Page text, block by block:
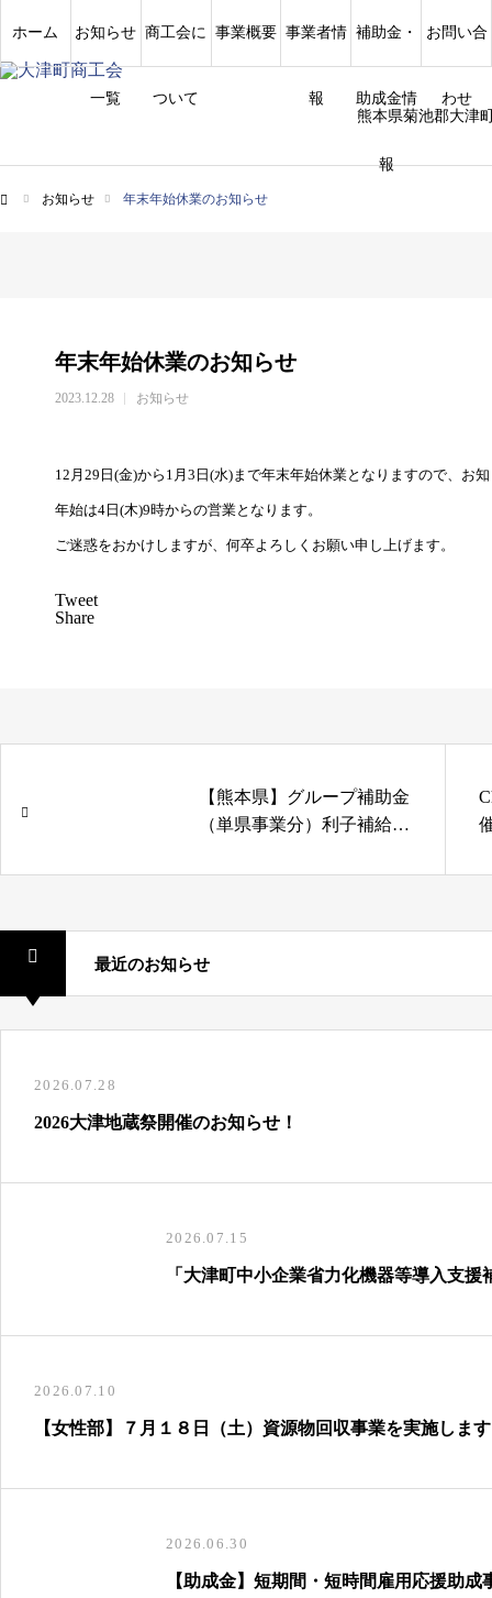
熊本県菊池郡大津
ホーム お知らせ
一覧
商工会に
ついて
事業概要 事業者情
報
補助金・
助成金情
報
お問い合
わせ
お知らせ 年末年始休業のお知らせ
年末年始休業のお知らせ
2023.12.28 お知らせ
12月29日(金)から1月3日(水)まで年末年始休業となりますので、お
年始は4日(木)9時からの営業となります。
ご迷惑をおかけしますが、何卒よろしくお願い申し上げます。
Tweet
Share
【熊本県】グループ補助金
（単県事業分）利子補給金
子補給金）
最近のお知らせ
2026.07.28
2026大津地蔵祭開催のお知らせ！
2026.07.15
「大津町中小企業省力化機器等導入支援
2026.07.10
【女性部】７月１８日（土）資源物回収事業を実施しま
2026.06.30
【助成金】短期間・短時間雇用応援助